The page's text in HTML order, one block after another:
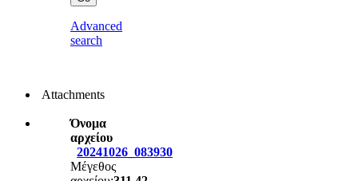
Advanced
search
Attachments
Όνομα
αρχείου
20241026_083930
Μέγεθος